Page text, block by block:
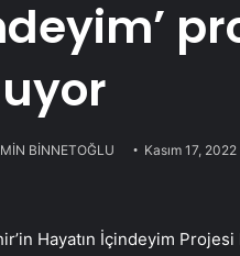
BİNNETOĞLU Kasım 17, 2022
Hayatın İçindeyim